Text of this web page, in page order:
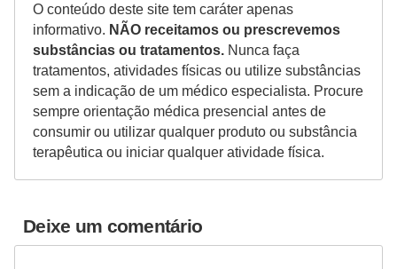
O conteúdo deste site tem caráter apenas
informativo. NÃO receitamos ou prescrevemos
substâncias ou tratamentos. Nunca faça
tratamentos, atividades físicas ou utilize substâncias
sem a indicação de um médico especialista. Procure
sempre orientação médica presencial antes de
consumir ou utilizar qualquer produto ou substância
terapêutica ou iniciar qualquer atividade física.
Deixe um comentário